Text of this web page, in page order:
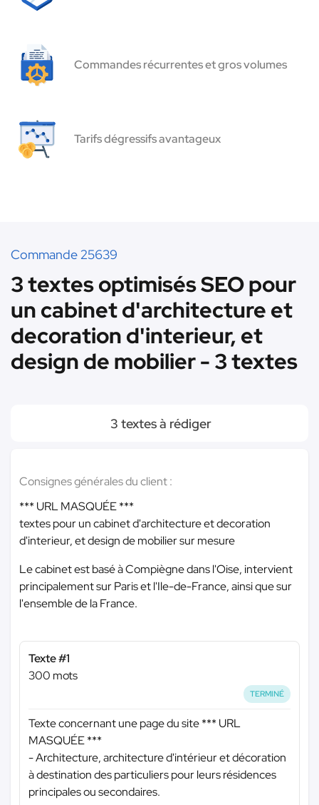
Commandes récurrentes et gros volumes
Tarifs dégressifs avantageux
Commande 25639
3 textes optimisés SEO pour
un cabinet d'architecture et
decoration d'interieur, et
design de mobilier - 3 textes
3 textes à rédiger
Consignes générales du client :
*** URL MASQUÉE ***
textes pour un cabinet d'architecture et decoration
d'interieur, et design de mobilier sur mesure
Le cabinet est basé à Compiègne dans l'Oise, intervient
principalement sur Paris et l'Ile-de-France, ainsi que sur
l'ensemble de la France.
Texte #1
300 mots
TERMINÉ
Texte concernant une page du site*** URL
MASQUÉE ***
- Architecture, architecture d'intérieur et décoration
à destination des particuliers pour leurs résidences
principales ou secondaires.